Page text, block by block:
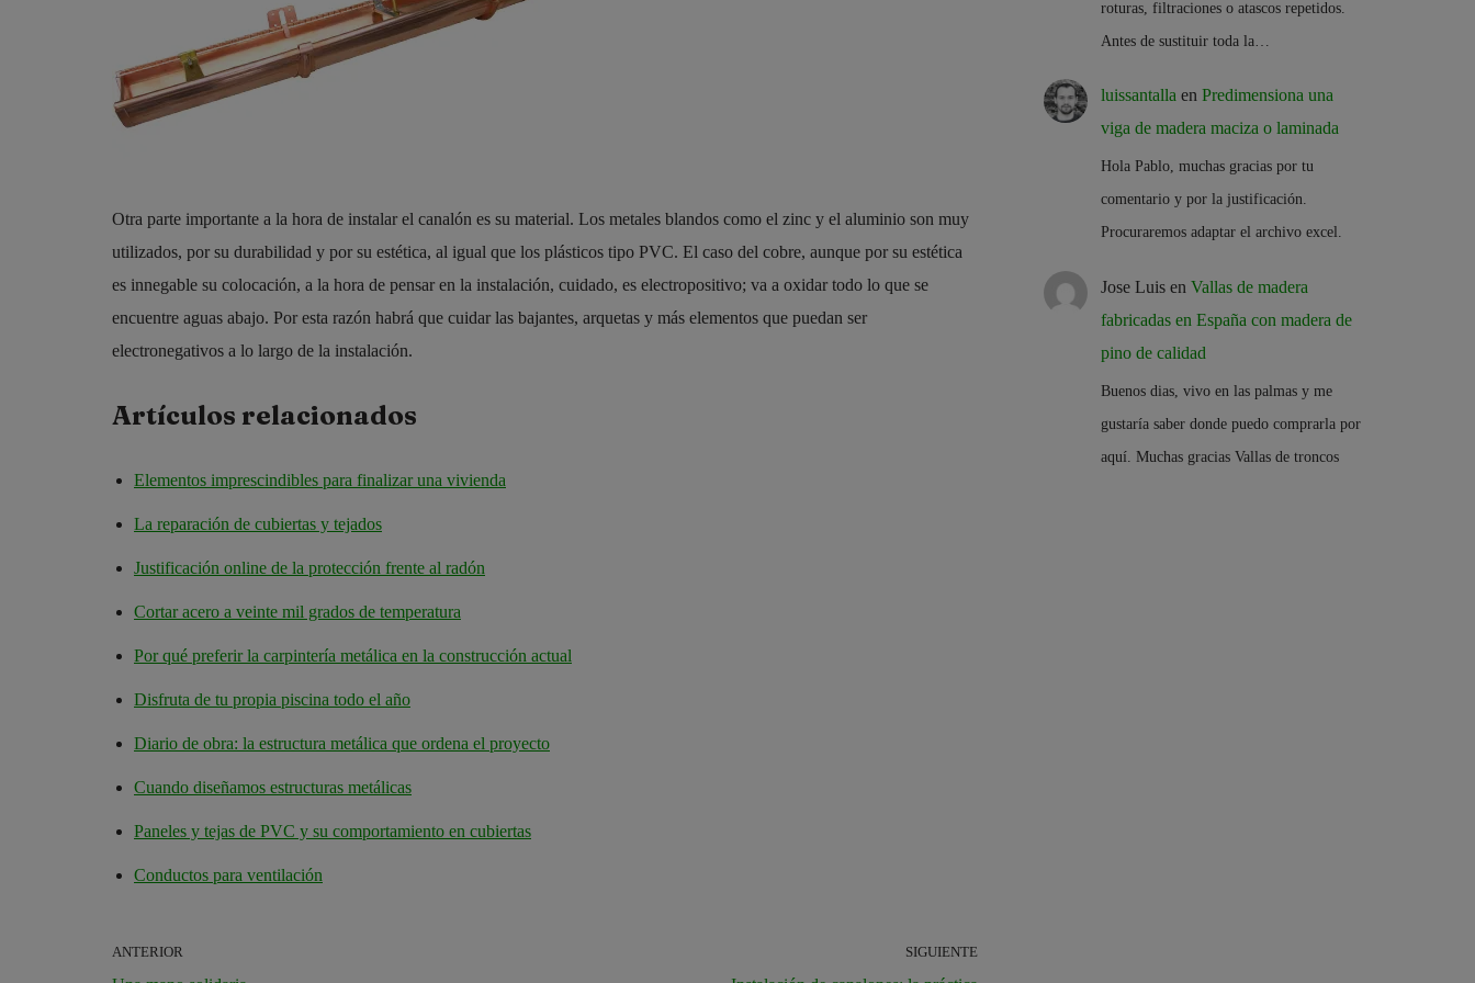
Otra parte importante a la hora de instalar el canalón es su material. Los metales blandos como el zinc y el aluminio son muy
utilizados, por su durabilidad y por su estética, al igual que los plásticos tipo PVC. El caso del cobre, aunque por su estética
es innegable su colocación, a la hora de pensar en la instalación, cuidado, es electropositivo; va a oxidar todo lo que se
encuentre aguas abajo. Por esta razón habrá que cuidar las bajantes, arquetas y más elementos que puedan ser
electronegativos a lo largo de la instalación.
Artículos relacionados
Elementos imprescindibles para finalizar una vivienda
La reparación de cubiertas y tejados
Justificación online de la protección frente al radón
Cortar acero a veinte mil grados de temperatura
Por qué preferir la carpintería metálica en la construcción actual
Disfruta de tu propia piscina todo el año
Diario de obra: la estructura metálica que ordena el proyecto
Cuando diseñamos estructuras metálicas
Paneles y tejas de PVC y su comportamiento en cubiertas
Conductos para ventilación
ANTERIOR SIGUIENTE
roturas, filtraciones o atascos repetidos.
Antes de sustituir toda la…
luissantalla en Predimensiona una
viga de madera maciza o laminada
Hola Pablo, muchas gracias por tu
comentario y por la justificación.
Procuraremos adaptar el archivo excel.
Jose Luis en Vallas de madera
fabricadas en España con madera de
pino de calidad
Buenos dias, vivo en las palmas y me
gustaría saber donde puedo comprarla por
aquí. Muchas gracias Vallas de troncos